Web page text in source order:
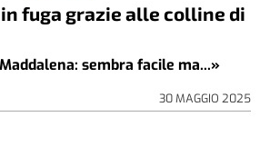
fuga grazie alle colline di
sembra facile ma...»
30 MAGGIO 2025